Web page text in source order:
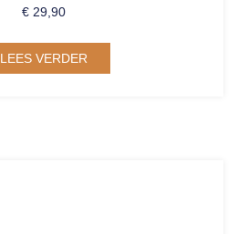
€ 29,90
LEES VERDER